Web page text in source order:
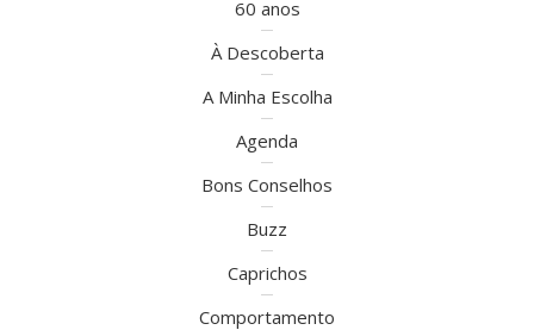
60 anos
À Descoberta
A Minha Escolha
Agenda
Bons Conselhos
Buzz
Caprichos
Comportamento